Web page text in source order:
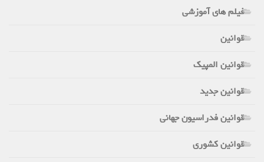
فیلم های آموزشی
قوانین
قوانین المپیک
قوانین جدید
قوانین فدراسیون جهانی
قوانین کشوری